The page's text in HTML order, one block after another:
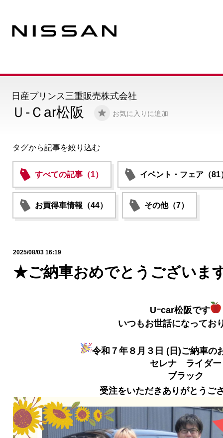
Ｕ-Ｃar松阪 お気に入りに追加
日産プリンス三重販売株式会社
タグから記事を絞り込む
すべての記事（1） イベント・フェア（81
お買得車情報（44） その他（7）
2025/08/03 16:19
★ご納車おめでとうございま
Uｰcar松阪です
いつもお世話になってお
令和７年８月３日 (日)ご納車の
セレナ ライダー
ブラック
受注をいただきありがとうご